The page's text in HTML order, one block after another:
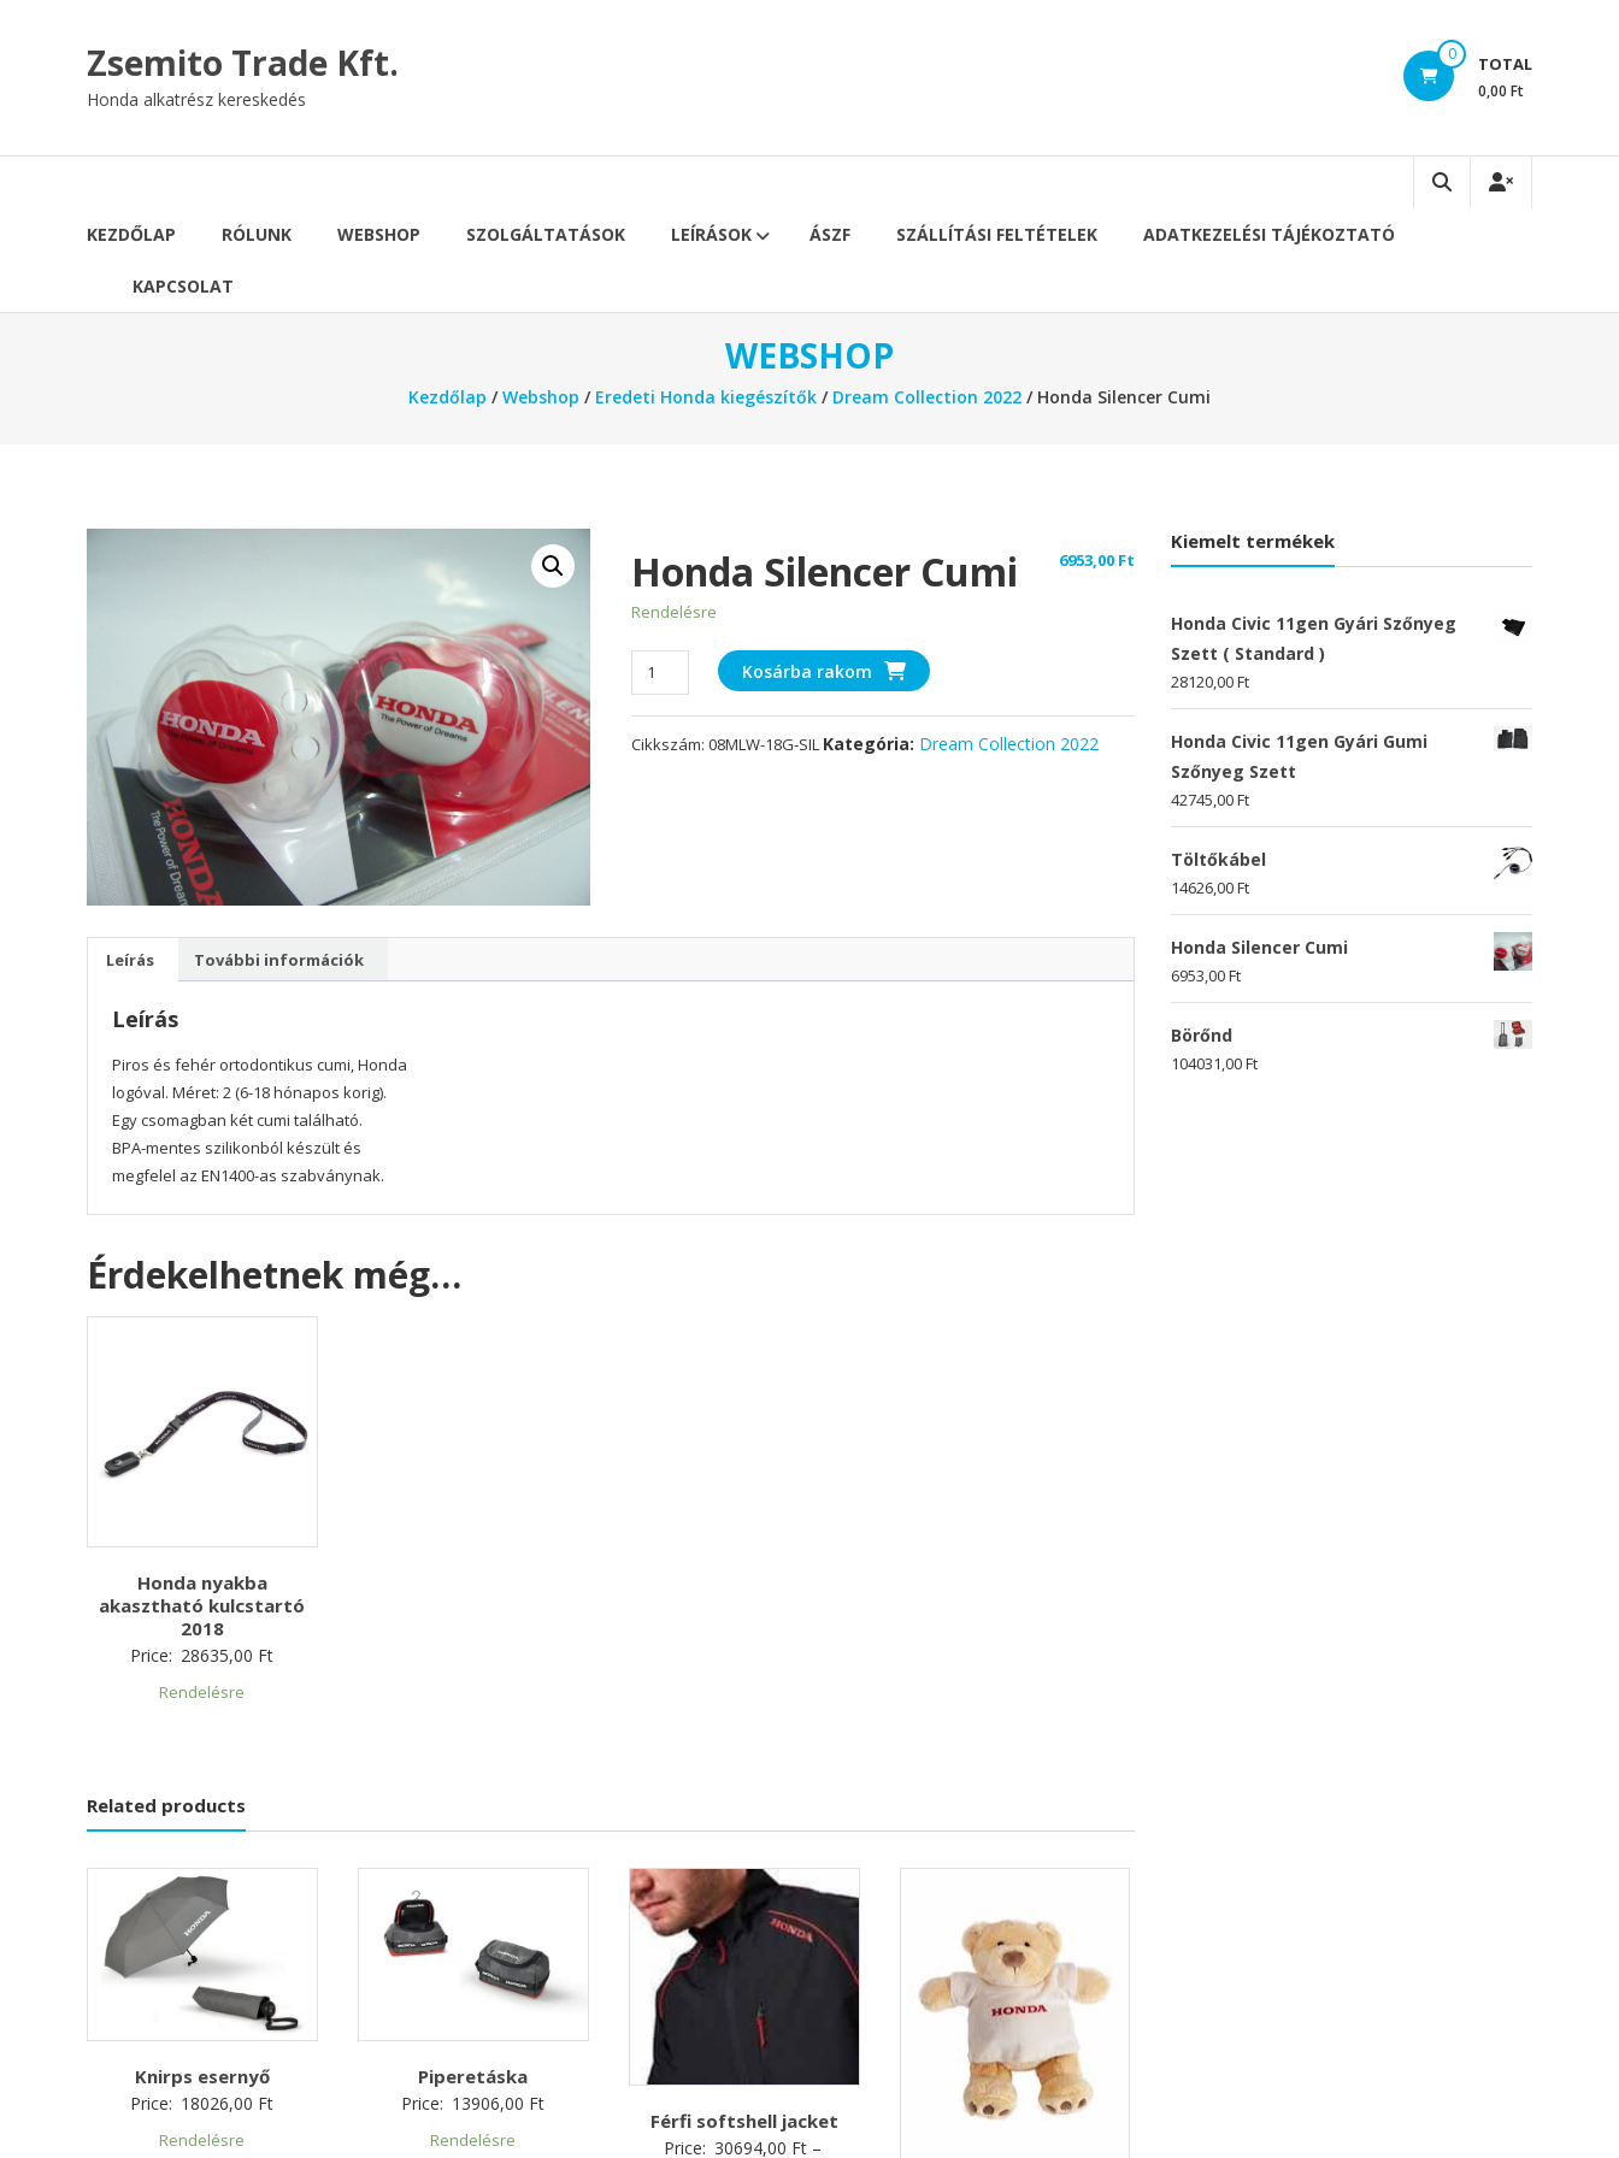
Zsemito Trade Kft.
Honda alkatrész kereskedés
0 TOTAL
0,00 Ft
KEZDŐLAP RÓLUNK WEBSHOP SZOLGÁLTATÁSOK LEÍRÁSOK ÁSZF SZÁLLÍTÁSI FELTÉTELEK ADATKEZELÉSI TÁJÉKOZTATÓ
KAPCSOLAT
WEBSHOP
Kezdőlap /Webshop / Eredeti Honda kiegészítők / Dream Collection 2022 / Honda Silencer Cumi
Honda Silencer Cumi 6953,00 Ft
Rendelésre
Honda
Silencer
Cumi
mennyiség
Kosárba rakom
Cikkszám:08MLW-18G-SIL Kategória: Dream Collection 2022
Leírás További információk
Leírás
Piros és fehér ortodontikus cumi, Honda
logóval. Méret: 2 (6-18 hónapos korig).
Egy csomagban két cumi található.
BPA-mentes szilikonból készült és
megfelel az EN1400-as szabványnak.
Érdekelhetnek még…
Honda nyakba
akasztható kulcstartó
2018
Price: 28635,00 Ft
Rendelésre
Related products
Knirps esernyő
Price: 18026,00 Ft
Rendelésre
Piperetáska
Price: 13906,00 Ft
Rendelésre
Férfi softshell jacket
Price: 30694,00 Ft–
Kiemelt termékek
Honda Civic 11gen Gyári Szőnyeg
Szett ( Standard )
28120,00Ft
Honda Civic 11gen Gyári Gumi
Szőnyeg Szett
42745,00Ft
Töltőkábel
14626,00Ft
Honda Silencer Cumi
6953,00Ft
Börőnd
104031,00Ft